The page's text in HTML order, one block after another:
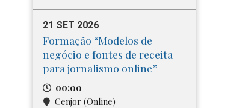
21 SET 2026
Formação “Modelos de
negócio e fontes de receita
para jornalismo online”
00:00
Cenjor (Online)